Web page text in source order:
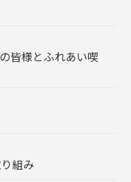
皆様とふれあい喫
組み